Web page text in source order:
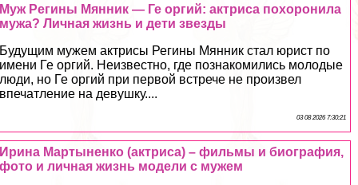
Муж Регины Мянник — Ге opгий: актриса похоронила
мужа? Личная жизнь и дети звезды
Будущим мужем актрисы Регины Мянник стал юрист по
имени Ге opгий. Неизвестно, где познакомились молодые
люди, но Ге opгий при первой встрече не произвел
впечатление на дeвyшку....
03 08 2026 7:30:21
Ирина Мартыненко (актриса) – фильмы и биография,
фото и личная жизнь модели с мужем